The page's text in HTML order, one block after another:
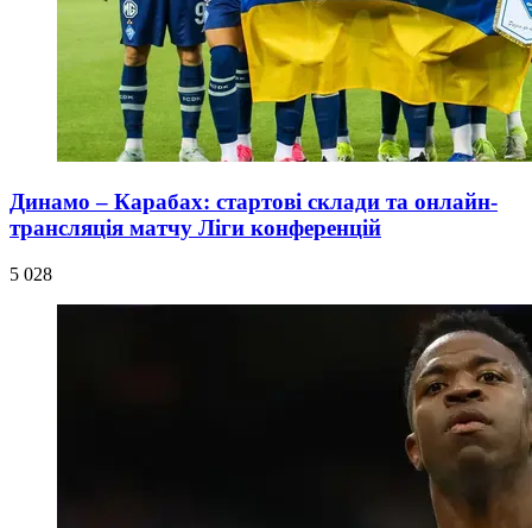
Динамо – Карабах: стартові склади та онлайн-
трансляція матчу Ліги конференцій
5 028